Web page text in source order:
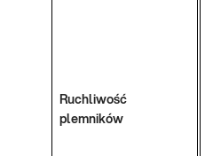
Ruchliwość
plemników